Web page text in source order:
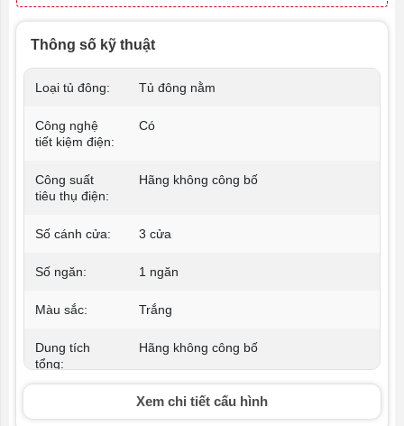
Thông số kỹ thuật
Loại tủ đông: Tủ đông nằm
Công nghệ
tiết kiệm điện:
Có
Công suất
tiêu thụ điện:
Hãng không công bố
Số cánh cửa: 3 cửa
Số ngăn: 1 ngăn
Màu sắc: Trắng
Dung tích
tổng:
Hãng không công bố
dụng:
1190 lít
Xem chi tiết cấu hình